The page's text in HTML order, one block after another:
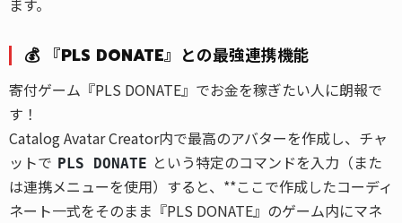
ます。
💰 『PLS DONATE』との最強連携機能
寄付ゲーム『PLS DONATE』でお金を稼ぎたい人に朗報で
す！
Catalog Avatar Creator内で最高のアバターを作成し、チャ
ットで PLS DONATE という特定のコマンドを入力（また
は連携メニューを使用）すると、**ここで作成したコーディ
ネート一式をそのまま『PLS DONATE』のゲーム内にマネ